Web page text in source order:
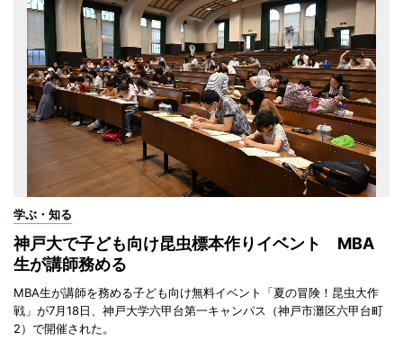
学ぶ・知る
神戸大で子ども向け昆虫標本作りイベント MBA
生が講師務める
MBA生が講師を務める子ども向け無料イベント「夏の冒険！昆虫大作
戦」が7月18日、神戸大学六甲台第一キャンパス（神戸市灘区六甲台町
2）で開催された。